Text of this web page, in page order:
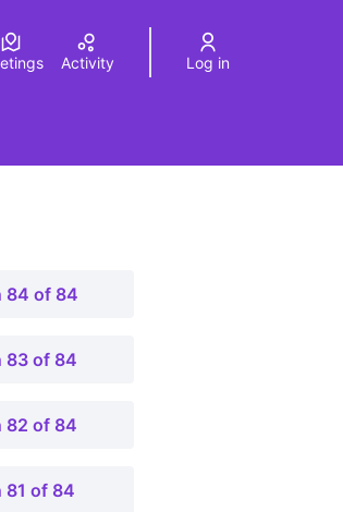
language
Activity Log in
84 of 84
83 of 84
82 of 84
81 of 84